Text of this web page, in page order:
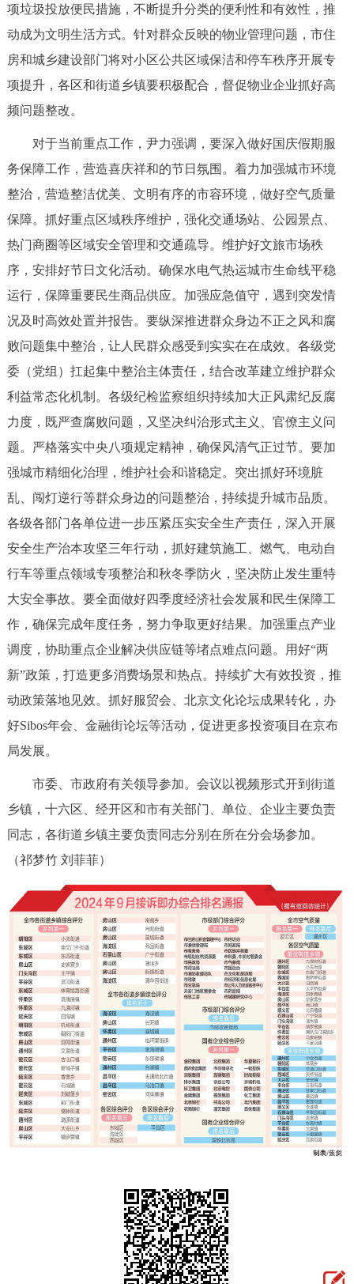
项垃圾投放便民措施，不断提升分类的便利性和有效性，推
动成为文明生活方式。针对群众反映的物业管理问题，市住
房和城乡建设部门将对小区公共区域保洁和停车秩序开展专
项提升，各区和街道乡镇要积极配合，督促物业企业抓好高
频问题整改。
对于当前重点工作，尹力强调，要深入做好国庆假期服
务保障工作，营造喜庆祥和的节日氛围。着力加强城市环境
整治，营造整洁优美、文明有序的市容环境，做好空气质量
保障。抓好重点区域秩序维护，强化交通场站、公园景点、
热门商圈等区域安全管理和交通疏导。维护好文旅市场秩
序，安排好节日文化活动。确保水电气热运城市生命线平稳
运行，保障重要民生商品供应。加强应急值守，遇到突发情
况及时高效处置并报告。要纵深推进群众身边不正之风和腐
败问题集中整治，让人民群众感受到实实在在成效。各级党
委（党组）扛起集中整治主体责任，结合改革建立维护群众
利益常态化机制。各级纪检监察组织持续加大正风肃纪反腐
力度，既严查腐败问题，又坚决纠治形式主义、官僚主义问
题。严格落实中央八项规定精神，确保风清气正过节。要加
强城市精细化治理，维护社会和谐稳定。突出抓好环境脏
乱、闯灯逆行等群众身边的问题整治，持续提升城市品质。
各级各部门各单位进一步压紧压实安全生产责任，深入开展
安全生产治本攻坚三年行动，抓好建筑施工、燃气、电动自
行车等重点领域专项整治和秋冬季防火，坚决防止发生重特
大安全事故。要全面做好四季度经济社会发展和民生保障工
作，确保完成年度任务，努力争取更好结果。加强重点产业
调度，协助重点企业解决供应链等堵点难点问题。用好“两
新”政策，打造更多消费场景和热点。持续扩大有效投资，推
动政策落地见效。抓好服贸会、北京文化论坛成果转化，办
好Sibos年会、金融街论坛等活动，促进更多投资项目在京布
局发展。
市委、市政府有关领导参加。会议以视频形式开到街道
乡镇，十六区、经开区和市有关部门、单位、企业主要负责
同志，各街道乡镇主要负责同志分别在所在分会场参加。
（祁梦竹 刘菲菲）